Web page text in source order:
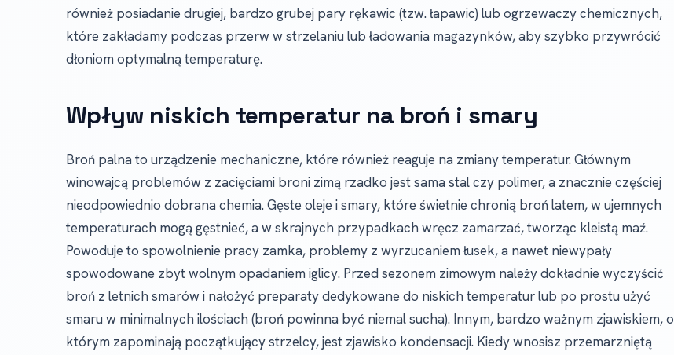
również posiadanie drugiej, bardzo grubej pary rękawic (tzw. łapawic) lub ogrzewaczy chemicznych,
które zakładamy podczas przerw w strzelaniu lub ładowania magazynków, aby szybko przywrócić
dłoniom optymalną temperaturę.
Wpływ niskich temperatur na broń i smary
Broń palna to urządzenie mechaniczne, które również reaguje na zmiany temperatur. Głównym
winowajcą problemów z zacięciami broni zimą rzadko jest sama stal czy polimer, a znacznie częściej
nieodpowiednio dobrana chemia. Gęste oleje i smary, które świetnie chronią broń latem, w ujemnych
temperaturach mogą gęstnieć, a w skrajnych przypadkach wręcz zamarzać, tworząc kleistą maź.
Powoduje to spowolnienie pracy zamka, problemy z wyrzucaniem łusek, a nawet niewypały
spowodowane zbyt wolnym opadaniem iglicy. Przed sezonem zimowym należy dokładnie wyczyścić
broń z letnich smarów i nałożyć preparaty dedykowane do niskich temperatur lub po prostu użyć
smaru w minimalnych ilościach (broń powinna być niemal sucha). Innym, bardzo ważnym zjawiskiem, o
którym zapominają początkujący strzelcy, jest zjawisko kondensacji. Kiedy wnosisz przemarzniętą